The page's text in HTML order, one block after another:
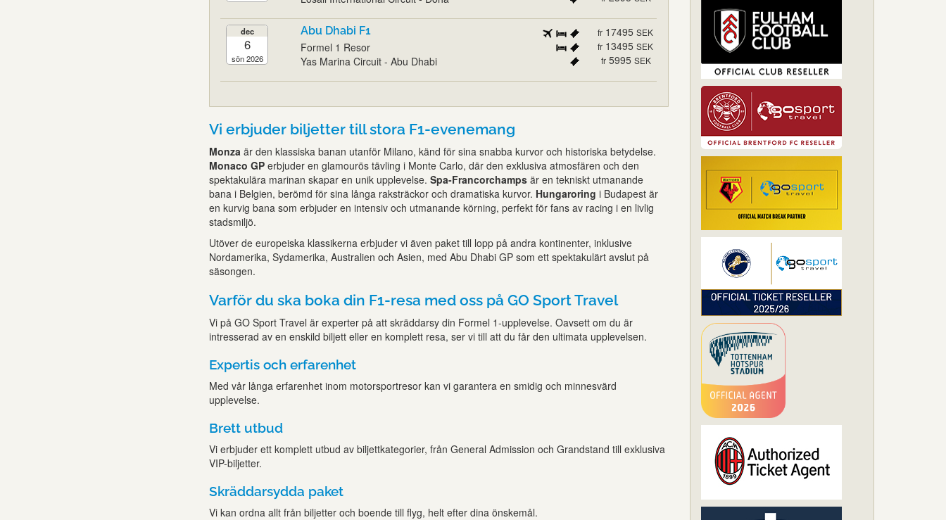
dec
6
sön 2026
Abu Dhabi F1
Formel 1 Resor
Yas Marina Circuit - Abu Dhabi
fr 17495 SEK
fr 13495 SEK
fr 5995 SEK
Vi erbjuder biljetter till stora F1-evenemang
Monza är den klassiska banan utanför Milano, känd för sina snabba kurvor och historiska betydelse.
Monaco GP erbjuder en glamourös tävling i Monte Carlo, där den exklusiva atmosfären och den
spektakulära marinan skapar en unik upplevelse. Spa-Francorchamps är en tekniskt utmanande
bana i Belgien, berömd för sina långa raksträckor och dramatiska kurvor. Hungaroring i Budapest är
en kurvig bana som erbjuder en intensiv och utmanande körning, perfekt för fans av racing i en livlig
stadsmiljö.
Utöver de europeiska klassikerna erbjuder vi även paket till lopp på andra kontinenter, inklusive
Nordamerika, Sydamerika, Australien och Asien, med Abu Dhabi GP som ett spektakulärt avslut på
säsongen.
Varför du ska boka din F1-resa med oss på GO Sport Travel
Vi på GO Sport Travel är experter på att skräddarsy din Formel 1-upplevelse. Oavsett om du är
intresserad av en enskild biljett eller en komplett resa, ser vi till att du får den ultimata upplevelsen.
Expertis och erfarenhet
Med vår långa erfarenhet inom motorsportresor kan vi garantera en smidig och minnesvärd
upplevelse.
Brett utbud
Vi erbjuder ett komplett utbud av biljettkategorier, från General Admission och Grandstand till exklusiva
VIP-biljetter.
Skräddarsydda paket
Vi kan ordna allt från biljetter och boende till flyg, helt efter dina önskemål.